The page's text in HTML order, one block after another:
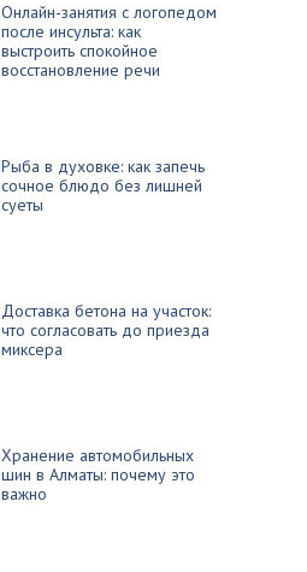
Онлайн-занятия с логопедом
после инсульта: как
выстроить спокойное
восстановление речи
Рыба в духовке: как запечь
сочное блюдо без лишней
суеты
Доставка бетона на участок:
что согласовать до приезда
миксера
Хранение автомобильных
шин в Алматы: почему это
важно